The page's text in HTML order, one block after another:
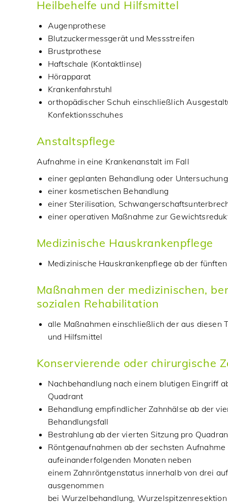
Heilbehelfe und Hilfsmittel
Augenprothese
Blutzuckermessgerät und Messstreifen
Brustprothese
Haftschale (Kontaktlinse)
Hörapparat
Krankenfahrstuhl
orthopädischer Schuh einschließlich
Konfektionsschuhes
Anstaltspflege
Aufnahme in eine Krankenanstalt im Fall
einer geplanten Behandlung oder
einer kosmetischen Behandlung
einer Sterilisation,
einer operativen Maßnahme zur
Medizinische Hauskrankenpflege
Medizinische Hauskrankenpflege ab der
Maßnahmen der medizinischen,
sozialen Rehabilitation
alle Maßnahmen einschließlich der aus diesen
und Hilfsmittel
Konservierende oder chirurgische
Nachbehandlung nach einem blutigen Eingriff
Quadrant
Behandlung empfindlicher Zahnhälse ab der
Behandlungsfall
Bestrahlung ab der vierten Sitzung pro
Röntgenaufnahmen ab der sechsten
aufeinanderfolgenden Monaten neben
einem Zahnröntgenstatus innerhalb von drei
ausgenommen
bei Wurzelbehandlung,